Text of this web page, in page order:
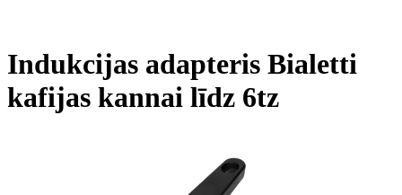
Indukcijas adapteris Bialetti
kafijas kannai līdz 6tz